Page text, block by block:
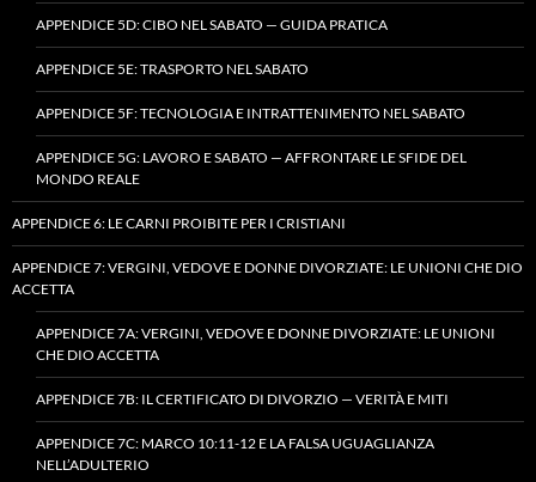
APPENDICE 5D: CIBO NEL SABATO — GUIDA PRATICA
APPENDICE 5E: TRASPORTO NEL SABATO
APPENDICE 5F: TECNOLOGIA E INTRATTENIMENTO NEL SABATO
APPENDICE 5G: LAVORO E SABATO — AFFRONTARE LE SFIDE DEL
MONDO REALE
APPENDICE 6: LE CARNI PROIBITE PER I CRISTIANI
APPENDICE 7: VERGINI, VEDOVE E DONNE DIVORZIATE: LE UNIONI CHE DIO
ACCETTA
APPENDICE 7A: VERGINI, VEDOVE E DONNE DIVORZIATE: LE UNIONI
CHE DIO ACCETTA
APPENDICE 7B: IL CERTIFICATO DI DIVORZIO — VERITÀ E MITI
APPENDICE 7C: MARCO 10:11-12 E LA FALSA UGUAGLIANZA
NELL’ADULTERIO